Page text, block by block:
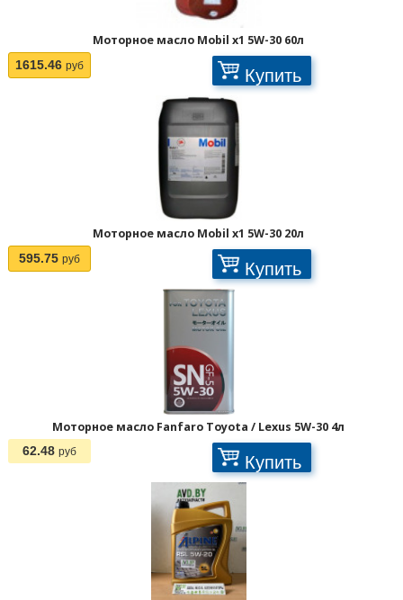
Моторное масло Mobil x1 5W-30 60л
1615.46 руб Купить
Моторное масло Mobil x1 5W-30 20л
595.75 руб Купить
Моторное масло Fanfaro Toyota / Lexus 5W-30 4л
62.48 руб Купить